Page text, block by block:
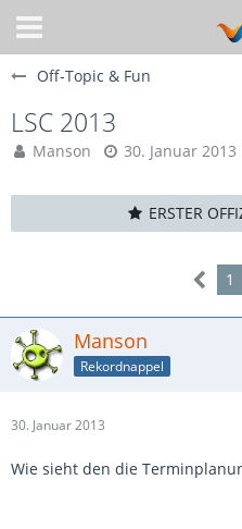
Off-Topic & Fun
LSC 2013
Manson 30. Januar 2013
ERSTER
1
Manson
Rekordnappel
30. Januar 2013
Wie sieht den die